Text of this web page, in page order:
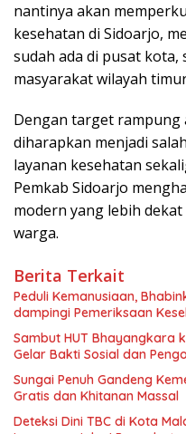
nantinya akan
kesehatan di Sidoarjo,
sudah ada di pusat
masyarakat wilayah
Dengan target rampung
diharapkan menjadi
layanan kesehatan
Pemkab Sidoarjo
modern yang lebih
warga.
Berita Terkait
Peduli Kemanusiaan,
dampingi Pemeriksaan
Sambut HUT Bhayangkara
Gelar Bakti Sosial dan
Sungai Penuh Gandeng
Gratis dan Khitanan Massal
Deteksi Dini TBC di Kota